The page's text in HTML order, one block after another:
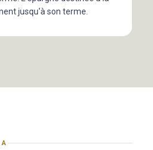
jusqu'à son terme.